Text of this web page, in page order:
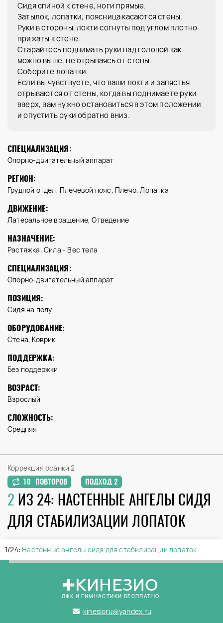
Сидя спиной к стене, ноги прямые.
Затылок, лопатки, поясница касаются стены.
Руки в стороны, локти согнуты под углом плотно
прижаты к стене.
Старайтесь поднимать руки над головой как
можно выше, не отрываясь от стены.
Соберите лопатки.
Если вы чувствуете, что ваши локти и запястья
отрываются от стены, когда вы поднимаете руки
вверх, вам нужно остановиться в этом положении
и опустить руки обратно вниз.
СПЕЦИАЛИЗАЦИЯ:
Опорно-двигательный аппарат
РЕГИОН:
Грудной отдел, Плечевой пояс, Плечо, Лопатка
ДВИЖЕНИЕ:
Латеральное вращение, Отведение
НАЗНАЧЕНИЕ:
Растяжка, Сила - Вес тела
СПЕЦИАЛИЗАЦИЯ:
Опорно-двигательный аппарат
ПОЗИЦИЯ:
Сидя на полу
ОБОРУДОВАНИЕ:
Стена, Коврик
ПОДДЕРЖКА:
Без поддержки
ВОЗРАСТ:
Взрослый
СЛОЖНОСТЬ:
Средняя
Коррекция осанки 2
10 ПОВТОРОВ ПОДХОД 2
2 ИЗ 24: НАСТЕННЫЕ АНГЕЛЫ СИДЯ
ДЛЯ СТАБИЛИЗАЦИИ ЛОПАТОК
1/24: Настенные ангелы сидя для стабилизации лопаток
КИНЕЗИО
ЛФК И ГИМНАСТИКИ БЕСПЛАТНО
kinesioru@yandex.ru